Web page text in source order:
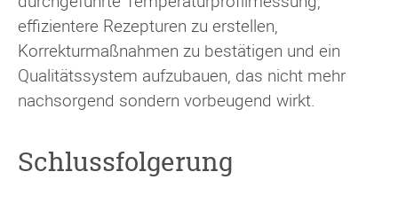
effizientere Rezepturen zu erstellen,
Korrekturmaßnahmen zu bestätigen und ein
Qualitätssystem aufzubauen, das nicht mehr
nachsorgend sondern vorbeugend wirkt.
Schlussfolgerung